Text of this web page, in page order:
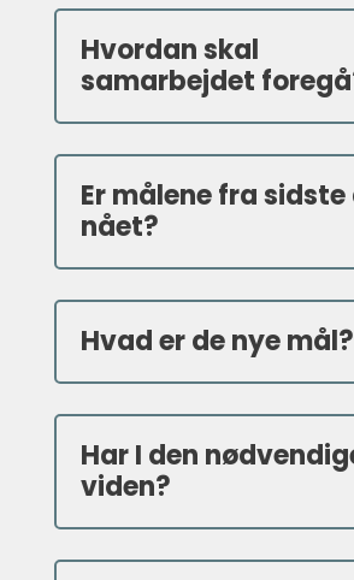
Hvordan skal
samarbejdet
Er målene fra sidste
nået?
Hvad er de nye mål?
Har I den
viden?